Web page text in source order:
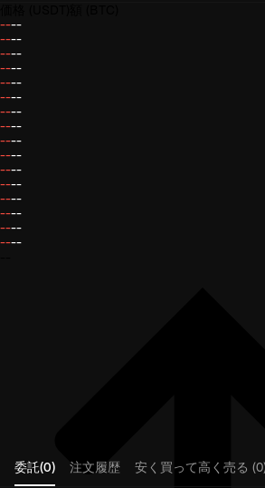
----
----
----
----
----
----
----
----
----
----
----
----
----
----
----
----
委託(0) 注文履歴 安く買って高く売る